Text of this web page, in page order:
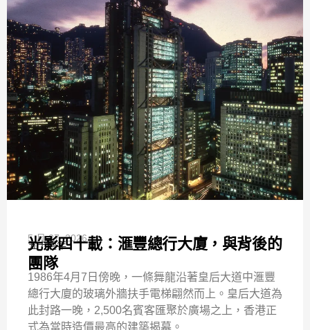
5 月 27, 2026
五十週年
光影四十載：滙豐總行大廈，與背後的
團隊
1986年4月7日傍晚，一條舞龍沿著皇后大道中滙豐
總行大廈的玻璃外牆扶手電梯翩然而上。皇后大道為
此封路一晚，2,500名賓客匯聚於廣場之上，香港正
式為當時造價最高的建築揭幕。